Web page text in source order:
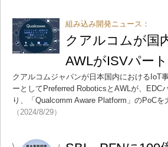
組み込み開発ニュース：
クアルコムが国
AWLがISVパー
クアルコムジャパンが日本国内におけるIoT
ーとしてPreferred RoboticsとAWLが、EDC
り、「Qualcomm Aware Platform」のPoC
（2024/8/29）